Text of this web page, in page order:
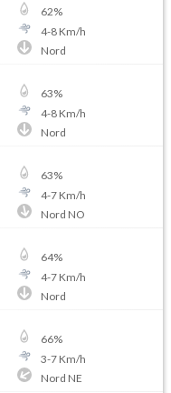
62%
4-8Km/h
Nord
63%
4-8Km/h
Nord
63%
4-7Km/h
Nord NO
64%
4-7Km/h
Nord
66%
3-7Km/h
Nord NE